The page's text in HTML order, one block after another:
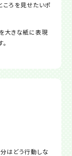
ころを見せたいポ
大きな紙に表現
はどう行動しな